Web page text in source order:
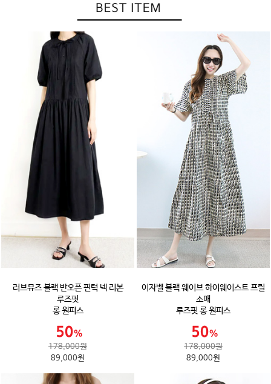
러브뮤즈 블랙 반오픈 핀턱 넥 리본
루즈핏
롱 원피스
178,000원
89,000원
이자벨 블랙 웨이브 하이웨이스트 프릴
소매
루즈핏 롱 원피스
178,000원
89,000원